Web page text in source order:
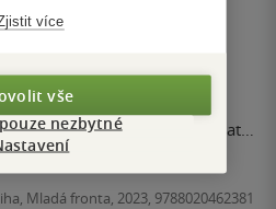
tipů, zážitků, otevřených
Jsem moc ráda za to, že
knihou otevřel důležitá témata
užitečné rady, které se budu
do svého života. Doporučuji!
Mladá fronta, 2023, 9788020462381
více
vše
nezbytné